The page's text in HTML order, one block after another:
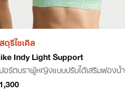
ดุรีไซเคิล
Indy Light Support
อร์ตบราผู้หญิงแบบปรับได้เสริมฟองน้ำ